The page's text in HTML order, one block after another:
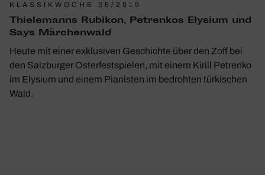
KLASSIKWOCHE 35/2019
Thie­le­manns Rubikon, Petrenkos Elysium und
Says Märchen­wald
Heute mit einer exklusiven Geschichte über den Zoff bei
den Salzburger Osterfestspielen, mit einem Kirill Petrenko
im Elysium und einem Pianisten im bedrohten türkischen
Wald.